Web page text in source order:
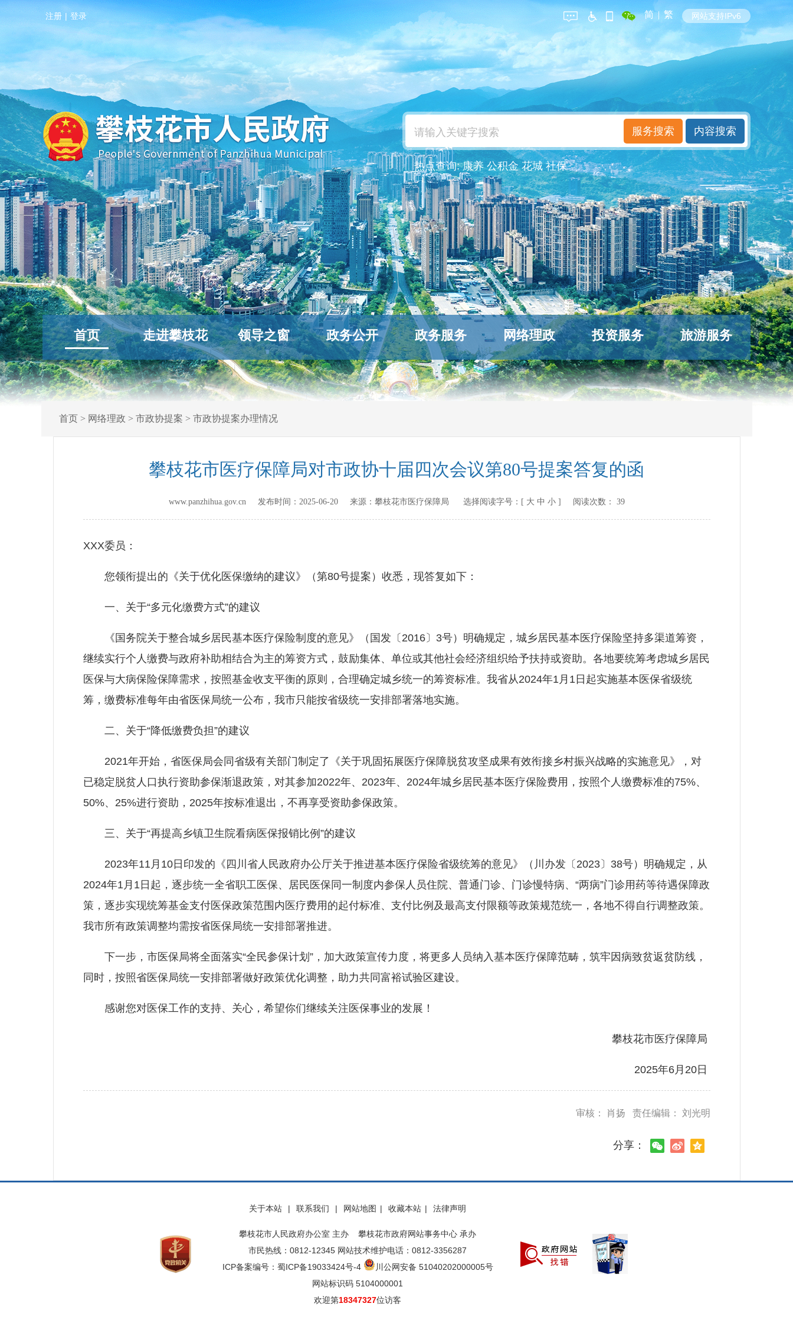
注册 | 登录 简 | 繁 网站支持IPv6
热点查询:康养 公积金 花城 社保
首页 走进攀枝花 领导之窗 政务公开 政务服务 网络理政 投资服务 旅游服务
首页> 网络理政 > 市政协提案 > 市政协提案办理情况
攀枝花市医疗保障局对市政协十届四次会议第80号提案答复的函
www.panzhihua.gov.cn 发布时间： 2025-06-20来源： 攀枝花市医疗保障局 选择阅读字号：[ 大 中 小] 阅读次数： 39
XXX委员：
您领衔提出的《关于优化医保缴纳的建议》（第80号提案）收悉，现答复如下：
一、关于“多元化缴费方式”的建议
《国务院关于整合城乡居民基本医疗保险制度的意见》（国发〔2016〕3号）明确规定，城乡居民基本医疗保险坚持多渠道筹资，
继续实行个人缴费与政府补助相结合为主的筹资方式，鼓励集体、单位或其他社会经济组织给予扶持或资助。各地要统筹考虑城乡居民
医保与大病保险保障需求，按照基金收支平衡的原则，合理确定城乡统一的筹资标准。我省从2024年1月1日起实施基本医保省级统
筹，缴费标准每年由省医保局统一公布，我市只能按省级统一安排部署落地实施。
二、关于“降低缴费负担”的建议
2021年开始，省医保局会同省级有关部门制定了《关于巩固拓展医疗保障脱贫攻坚成果有效衔接乡村振兴战略的实施意见》，对
已稳定脱贫人口执行资助参保渐退政策，对其参加2022年、2023年、2024年城乡居民基本医疗保险费用，按照个人缴费标准的75%、
50%、25%进行资助，2025年按标准退出，不再享受资助参保政策。
三、关于“再提高乡镇卫生院看病医保报销比例”的建议
2023年11月10日印发的《四川省人民政府办公厅关于推进基本医疗保险省级统筹的意见》（川办发〔2023〕38号）明确规定，从
2024年1月1日起，逐步统一全省职工医保、居民医保同一制度内参保人员住院、普通门诊、门诊慢特病、“两病”门诊用药等待遇保障政
策，逐步实现统筹基金支付医保政策范围内医疗费用的起付标准、支付比例及最高支付限额等政策规范统一，各地不得自行调整政策。
我市所有政策调整均需按省医保局统一安排部署推进。
下一步，市医保局将全面落实“全民参保计划”，加大政策宣传力度，将更多人员纳入基本医疗保障范畴，筑牢因病致贫返贫防线，
同时，按照省医保局统一安排部署做好政策优化调整，助力共同富裕试验区建设。
感谢您对医保工作的支持、关心，希望你们继续关注医保事业的发展！
攀枝花市医疗保障局
2025年6月20日
审核： 肖扬 责任编辑： 刘光明
分享：
关于本站 | 联系我们 | 网站地图 | 收藏本站 | 法律声明
攀枝花市人民政府办公室 主办 攀枝花市政府网站事务中心 承办
市民热线：0812-12345 网站技术维护电话：0812-3356287
ICP备案编号：蜀ICP备19033424号-4
川公网安备 51040202000005号
网站标识码 5104000001
欢迎第18347327位访客